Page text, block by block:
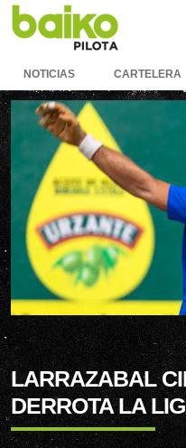
NOTICIAS CARTELERA
LARRAZABAL
DERROTA LA